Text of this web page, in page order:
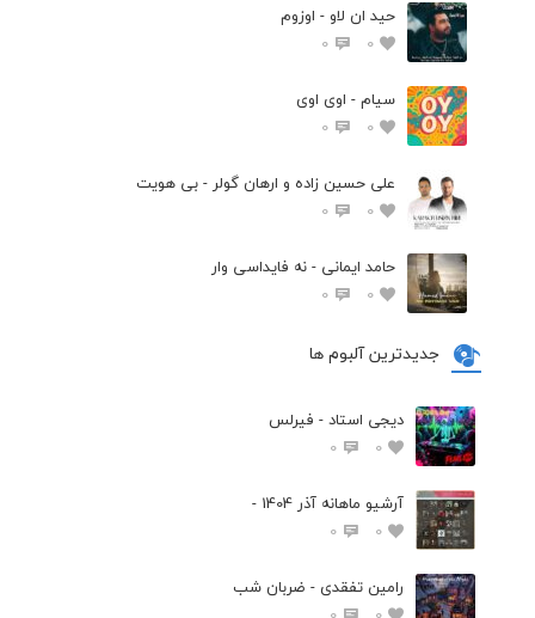
حید ان لاو - اوزوم
0
0
سیام - اوی اوی
0
0
علی حسین زاده و ارهان گولر - بی هویت
0
0
حامد ایمانی - نه فایداسی وار
0
0
جدیدترین آلبوم ها
دیجی استاد - فیرلس
0
0
آرشیو ماهانه آذر 1404 -
0
0
رامین تفقدی - ضربان شب